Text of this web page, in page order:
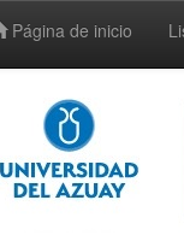
Página de inicio